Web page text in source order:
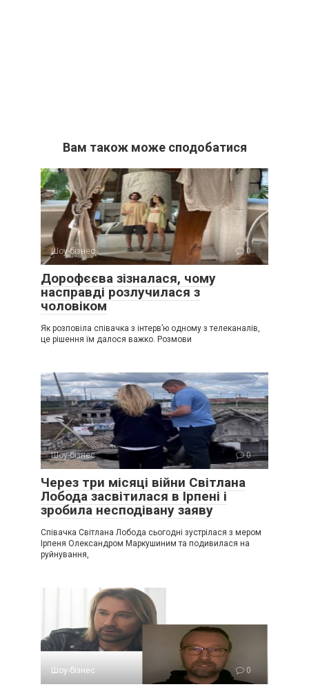
Вам також може сподобатися
Шоу-бізнес 0
Дорофєєва зізналася, чому
насправді розлучилася з
чоловіком
Як розповіла співачка з інтерв’ю одному з телеканалів,
це рішення їм далося важко. Розмови
Шоу-бізнес 0
Через три місяці війни Світлана
Лобода засвітилася в Ірпені і
зробила несподівану заяву
Співачка Світлана Лобода сьогодні зустрілася з мером
Ірпеня Олександром Маркушиним та подивилася на
руйнування,
Шоу-бізнес 0